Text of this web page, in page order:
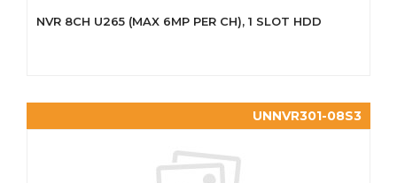
NVR 8CH U265 (MAX 6MP PER CH), 1 SLOT HDD
UNNVR301-08S3